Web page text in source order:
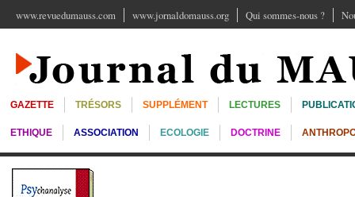
www.revuedumauss.com www.jornaldomauss.org Qui sommes-nous ?
GAZETTE TRÉSORS SUPPLÉMENT LECTURES
ETHIQUE ASSOCIATION ECOLOGIE DOCTRINE